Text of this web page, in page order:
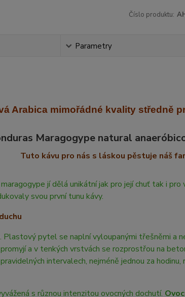
Číslo produktu:
Parametry
Arabica mimořádné kvality středně
Maragogype natural
Tuto kávu pro nás s láskou pěstuje náš
jí dělá unikátní jak pro její chuť tak i
svou první tunu kávy.
Plastový pytel se naplní vyloupanými třešněmi a
a v tenkých vrstvách se rozprostřou na
intervalech, nejméně jednou za
s různou intenzitou ovocných dochutí.